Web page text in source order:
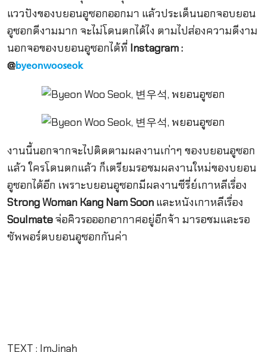
แววปังของบยอนอูซอกออกมา แล้วประเด็นนอกจอบยอน
อูซอกดีงามมาก จะไม่โดนตกได้ไง ตามไปส่องความดีงาม
นอกจอของบยอนอูซอกได้ที่ Instagram :
@byeonwooseok
งานนี้นอกจากจะไปติดตามผลงานเก่าๆ ของบยอนอูซอก
แล้ว ใครโดนตกแล้ว ก็เตรียมรอชมผลงานใหม่ของบยอน
อูซอกได้อีก เพราะบยอนอูซอกมีผลงานซีรี่ย์เกาหลีเรื่อง
Strong Woman Kang Nam Soonและหนังเกาหลีเรื่อง
Soulmateจ่อคิวรอออกอากาศอยู่อีกจ้า มารอชมและรอ
ซัพพอร์ตบยอนอูซอกกันค่า
TEXT : ImJinah